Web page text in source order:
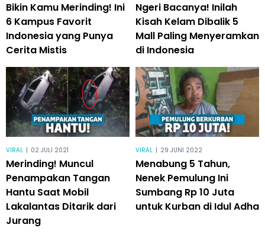
Bikin Kamu Merinding! Ini
6 Kampus Favorit
Indonesia yang Punya
Cerita Mistis
Ngeri Bacanya! Inilah
Kisah Kelam Dibalik 5
Mall Paling Menyeramkan
di Indonesia
VIRAL | 02 JULI 2021
Merinding! Muncul
Penampakan Tangan
Hantu Saat Mobil
Lakalantas Ditarik dari
Jurang
VIRAL | 29 JUNI 2022
Menabung 5 Tahun,
Nenek Pemulung Ini
Sumbang Rp 10 Juta
untuk Kurban di Idul Adha